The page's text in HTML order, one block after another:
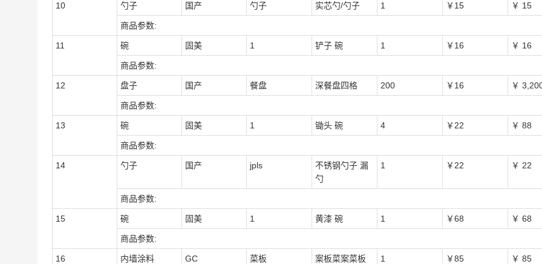
10 勺子 国产 勺子 实芯勺/勺子 1 ￥15 ￥ 15
商品参数:
11 碗 固美 1 铲子 碗 1 ￥16 ￥ 16
商品参数:
12 盘子 国产 餐盘 深餐盘四格 200 ￥16 ￥
商品参数:
13 碗 固美 1 锄头 碗 4 ￥22 ￥ 88
商品参数:
14 勺子 国产 jpls
不锈钢勺子 漏
勺
1 ￥22 ￥ 22
商品参数:
15 碗 固美 1 黄漆 碗 1 ￥68 ￥ 68
商品参数:
16 内墙涂料 GC 菜板
案板菜案菜板
1 ￥85 ￥ 85